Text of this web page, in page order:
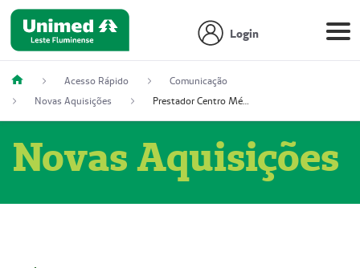
Login
Acesso Rápido
Comunicação
Novas Aquisições
Prestador Centro Médico Vitória Ltda, 51004350-4: Centro Médico Vitória Ltda (Nome Fantasia: Policlínica Master)
Novas Aquisições